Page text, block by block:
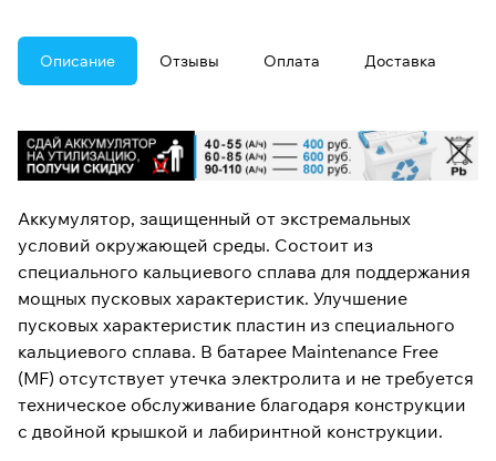
Описание Отзывы Оплата Доставка
Аккумулятор, защищенный от экстремальных
условий окружающей среды. Состоит из
специального кальциевого сплава для поддержания
мощных пусковых характеристик. Улучшение
пусковых характеристик пластин из специального
кальциевого сплава. В батарее Maintenance Free
(MF) отсутствует утечка электролита и не требуется
техническое обслуживание благодаря конструкции
с двойной крышкой и лабиринтной конструкции.